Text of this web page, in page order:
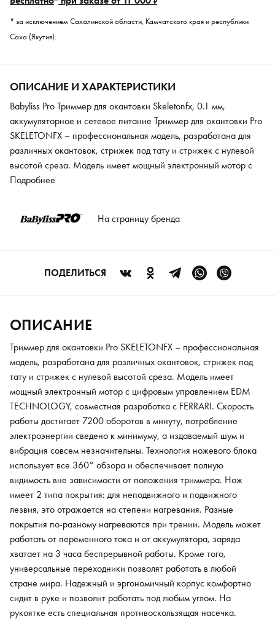
* за исключением Сахалинской области, Камчатского края и республики
Саха (Якутия).
ОПИСАНИЕ И ХАРАКТЕРИСТИКИ
Babyliss Pro Триммер для окантовки Skeletonfx, 0.1 мм,
аккумуляторное и сетевое питание Триммер для окантовки Pro
SKELETONFX – профессиональная модель, разработана для
различных окантовок, стрижек под тату и стрижек с нулевой
высотой среза. Модель имеет мощный электронный мотор с
цифровым управлением EDM TECHNOLOGY, совместная
минимуму, а издаваемый шум и вибрация совсем
зависимости от положения триммера. Нож имеет 2 типа
покрытия: для неподвижного и подвижного лезвия, это
переменного тока и от аккумулятора, заряда хватает на 3 часа
беспрерывной работы. Кроме того, универсальные
переходники позволят работать в любой стране мира.
Надежный и эргономичный корпус комфортно сидит в руке и
позволит работать под любым углом. На рукоятке есть
специальная противоскользящая насечка.
Подробнее
На страницу бренда
ПОДЕЛИТЬСЯ
ОПИСАНИЕ
Триммер для окантовки Pro SKELETONFX – профессиональная
модель, разработана для различных окантовок, стрижек под
тату и стрижек с нулевой высотой среза. Модель имеет
мощный электронный мотор с цифровым управлением EDM
TECHNOLOGY, совместная разработка с FERRARI. Скорость
работы достигает 7200 оборотов в минуту, потребление
электроэнергии сведено к минимуму, а издаваемый шум и
вибрация совсем незначительны. Технология ножевого блока
использует все 360° обзора и обеспечивает полную
видимость вне зависимости от положения триммера. Нож
имеет 2 типа покрытия: для неподвижного и подвижного
лезвия, это отражается на степени нагревания. Разные
покрытия по-разному нагреваются при трении. Модель может
работать от переменного тока и от аккумулятора, заряда
хватает на 3 часа беспрерывной работы. Кроме того,
универсальные переходники позволят работать в любой
стране мира. Надежный и эргономичный корпус комфортно
сидит в руке и позволит работать под любым углом. На
рукоятке есть специальная противоскользящая насечка.